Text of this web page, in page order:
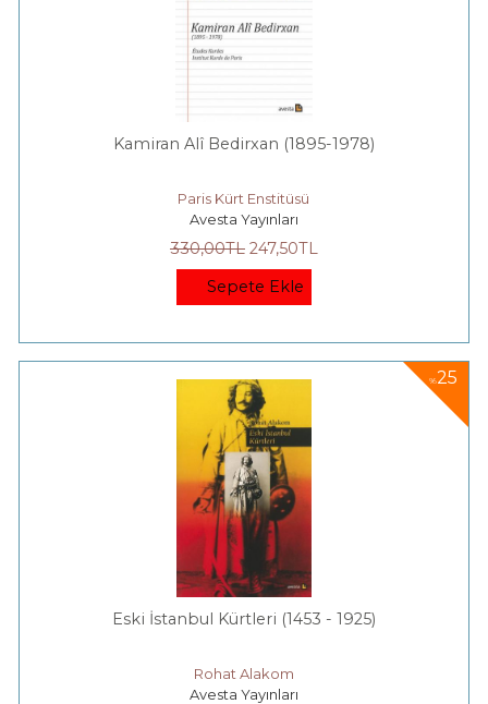
Kamiran Alî Bedirxan (1895-1978)
Paris Kürt Enstitüsü
Avesta Yayınları
330,00TL 247,50TL
Sepete Ekle
%25
Eski İstanbul Kürtleri (1453 - 1925)
Rohat Alakom
Avesta Yayınları